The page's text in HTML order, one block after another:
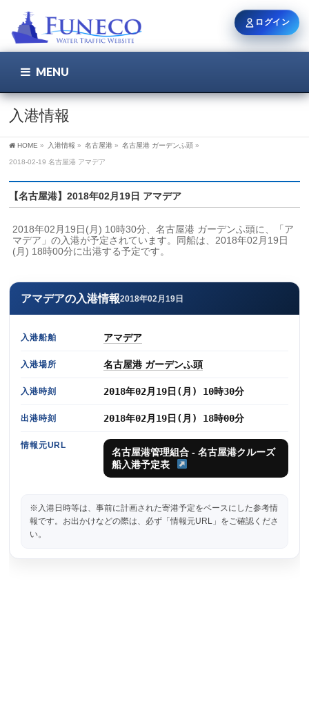
MENU
入港情報
HOME » 入港情報 » 名古屋港 » 名古屋港 ガーデンふ頭 »
2018-02-19 名古屋港 アマデア
【名古屋港】2018年02月19日 アマデア
2018年02月19日(月) 10時30分、名古屋港 ガーデンふ頭に、「ア
マデア」の入港が予定されています。同船は、2018年02月19日
(月) 18時00分に出港する予定です。
アマデアの入港情報2018年02月19日
入港船舶 アマデア
入港場所 名古屋港 ガーデンふ頭
入港時刻 2018年02月19日(月) 10時30分
出港時刻 2018年02月19日(月) 18時00分
情報元URL
名古屋港管理組合 - 名古屋港クルーズ
船入港予定表
※入港日時等は、事前に計画された寄港予定をベースにした参考情
報です。お出かけなどの際は、必ず「情報元URL」をご確認くださ
い。
ログイン
ユーザー名 / メール
新規登録 パスワードを忘れた方